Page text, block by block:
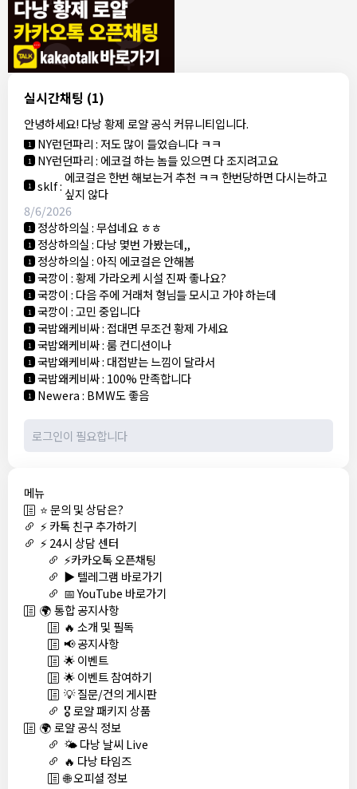
실시간채팅 (1)
안녕하세요! 다낭 황제 로얄 공식 커뮤니티입니다.
8/4/2026
1 모기한테물림:여기도 문의해보면 바로 알려줌
1 모기한테물림:정찰가보다 쌀수 없음
1 결혼안해:ㄹㅇ 팩트 ㅋㅋㅋㅋ
결혼안해:ㄹㅇ 팩트 ㅋㅋㅋㅋ
8/5/2026
NY런던파리 :다낭 에코걸 여기서 예약 가능한가요?
1 3군:에코걸 좀 조심 하는게 좋음
1 NY런던파리:저도 많이 들었습니다 ㅋㅋ
1 NY런던파리: 에코걸 하는 놈들 있으면 다 조지려고요
1 sklf: 에코걸은 한번 해보는거 추천 ㅋㅋ 한번당하면 다시는하고
싶지 않다
8/6/2026
1 정상하의실:무섭네요 ㅎㅎ
1 정상하의실: 다낭 몇번 가봤는데,,
1 정상하의실: 아직 에코걸은 안해봄
1 국깡이:황제 가라오케 시설 진짜 좋나요?
1 국깡이: 다음 주에 거래처 형님들 모시고 가야 하는데
1 국깡이:고민 중입니다
1 국밥왜케비싸: 접대면 무조건 황제 가세요
1 국밥왜케비싸:룸 컨디션이나
1 국밥왜케비싸: 대접받는 느낌이 달라서
1 국밥왜케비싸: 100% 만족합니다
1 Newera: BMW도 좋음
메뉴
⭐ 문의 및 상담은?
⚡ 카톡 친구 추가하기
⚡ 24시 상담 센터
⚡카카오톡 오픈채팅
▶️ 텔레그램 바로가기
📅 YouTube 바로가기
🌍 통합 공지사항
🔥 소개 및 필독
📢 공지사항
🌟 이벤트
🌟 이벤트 참여하기
💡 질문/건의 게시판
🎖️ 로얄 패키지 상품
🌍 로얄 공식 정보
🌤️ 다낭 날씨 Live
🔥 다낭 타임즈
🌐 오피셜 정보